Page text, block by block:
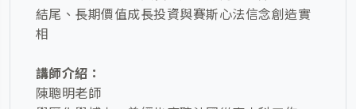
結尾、長期價值成長投資與賽斯心法信念創造實
相
講師介紹：
陳聰明老師